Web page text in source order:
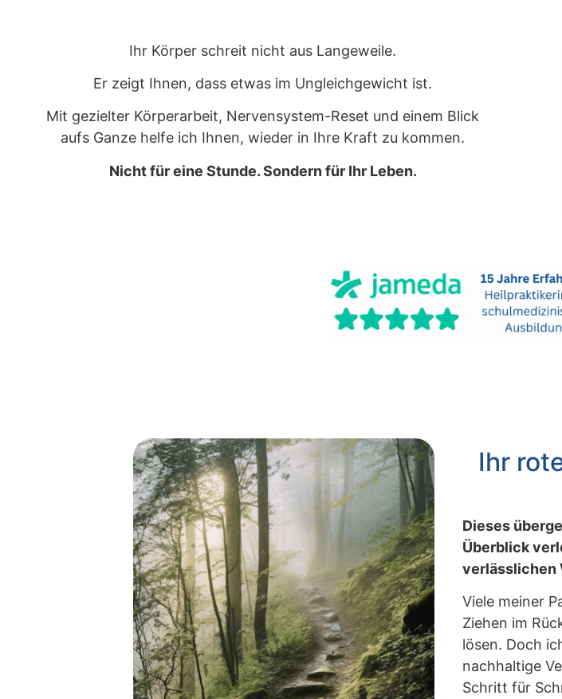
Ihr Körper schreit nicht aus Langeweile.
Er zeigt Ihnen, dass etwas im Ungleichgewicht ist.
Mit gezielter Körperarbeit, Nervensystem-Reset und einem Blick
aufs Ganze helfe ich Ihnen, wieder in Ihre Kraft zu kommen.
Nicht für eine Stunde. Sondern für Ihr Leben.
Ihr
Dieses
Überblick
verlässlichen
Viele meiner
Ziehen im
lösen. Doch
nachhaltige
Schritt für